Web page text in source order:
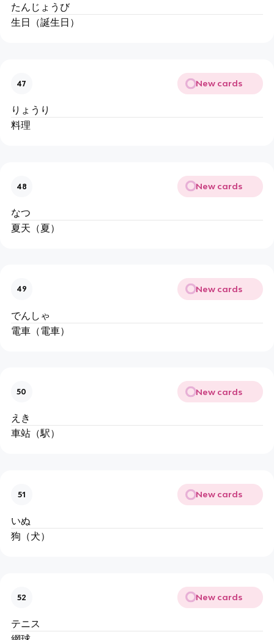
たんじょうび
生日（誕生日）
47 New cards
りょうり
料理
48 New cards
なつ
夏天（夏）
49 New cards
でんしゃ
電車（電車）
50 New cards
えき
車站（駅）
51 New cards
いぬ
狗（犬）
52 New cards
テニス